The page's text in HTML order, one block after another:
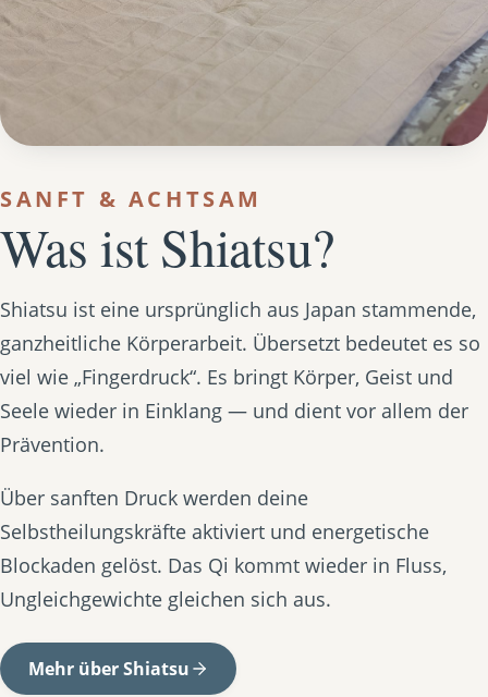
SANFT & ACHTSAM
Was ist Shiatsu?
Shiatsu ist eine ursprünglich aus Japan stammende,
ganzheitliche Körperarbeit. Übersetzt bedeutet es so
viel wie „Fingerdruck“. Es bringt Körper, Geist und
Seele wieder in Einklang — und dient vor allem der
Prävention.
Über sanften Druck werden deine
Selbstheilungskräfte aktiviert und energetische
Blockaden gelöst. Das Qi kommt wieder in Fluss,
Ungleichgewichte gleichen sich aus.
Mehr über Shiatsu